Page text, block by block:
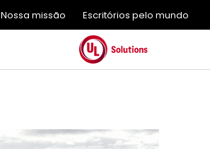
Nossa missão Escritórios pelo mundo